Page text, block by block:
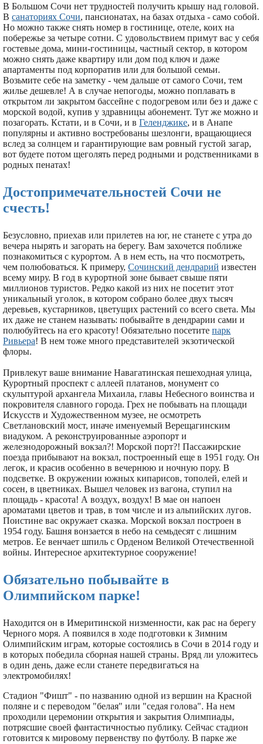
В Большом Сочи нет трудностей получить крышу над головой.
В санаториях Сочи, пансионатах, на базах отдыха - само собой.
Но можно также снять номер в гостинице, отеле, коих на
побережье за четыре сотни. С удовольствием примут вас у себя
гостевые дома, мини-гостиницы, частный сектор, в котором
можно снять даже квартиру или дом под ключ и даже
апартаменты под корпоратив или для большой семьи.
Возьмите себе на заметку - чем дальше от самого Сочи, тем
жилье дешевле! А в случае непогоды, можно поплавать в
открытом ли закрытом бассейне с подогревом или без и даже с
морской водой, купив у здравницы абонемент. Тут же можно и
позагорать. Кстати, и в Сочи, и в Геленджике, и в Анапе
популярны и активно востребованы шезлонги, вращающиеся
вслед за солнцем и гарантирующие вам ровный густой загар,
вот будете потом щеголять перед родными и родственниками в
родных пенатах!
Достопримечательностей Сочи не
счесть!
Безусловно, приехав или прилетев на юг, не станете с утра до
вечера нырять и загорать на берегу. Вам захочется поближе
познакомиться с курортом. А в нем есть, на что посмотреть,
чем полюбоваться. К примеру, Сочинский дендрарий известен
всему миру. В год в курортной зоне бывает свыше пяти
миллионов туристов. Редко какой из них не посетит этот
уникальный уголок, в котором собрано более двух тысяч
деревьев, кустарников, цветущих растений со всего света. Мы
их даже не станем называть: побывайте в дендрарии сами и
полюбуйтесь на его красоту! Обязательно посетите парк
Ривьера! В нем тоже много представителей экзотической
флоры.
Привлекут ваше внимание Навагатинская пешеходная улица,
Курортный проспект с аллеей платанов, монумент со
скульптурой архангела Михаила, главы Небесного воинства и
покровителя славного города. Грех не побывать на площади
Искусств и Художественном музее, не осмотреть
Светлановский мост, иначе именуемый Верещагинским
виадуком. А реконструированные аэропорт и
железнодорожный вокзал?! Морской порт?! Пассажирские
поезда прибывают на вокзал, построенный еще в 1951 году. Он
легок, и красив особенно в вечернюю и ночную пору. В
подсветке. В окружении южных кипарисов, тополей, елей и
сосен, в цветниках. Вышел человек из вагона, ступил на
площадь - красота! А воздух, воздух! В мае он напоен
ароматами цветов и трав, в том числе и из альпийских лугов.
Поистине вас окружает сказка. Морской вокзал построен в
1954 году. Башня вонзается в небо на семьдесят с лишним
метров. Ее венчает шпиль с Орденом Великой Отечественной
войны. Интересное архитектурное сооружение!
Обязательно побывайте в
Олимпийском парке!
Находится он в Имеритинской низменности, как рас на берегу
Черного моря. А появился в ходе подготовки к Зимним
Олимпийским играм, которые состоялись в Сочи в 2014 году и
в которых победила сборная нашей страны. Вряд ли уложитесь
в один день, даже если станете передвигаться на
электромобилях!
Стадион "Фишт" - по названию одной из вершин на Красной
поляне и с переводом "белая" или "седая голова". На нем
проходили церемонии открытия и закрытия Олимпиады,
потрясшие своей фантастичностью публику. Сейчас стадион
готовится к мировому первенству по футболу. В парке же